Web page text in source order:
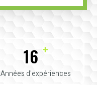
16 +
Années d'expériences